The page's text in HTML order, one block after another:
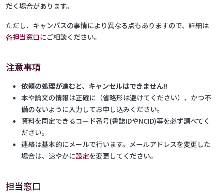
だく場合があります。
ただし、キャンパスの事情により異なる点もありますので、詳細は
各担当窓口にご相談ください。
注意事項
依頼の処理が進むと、キャンセルはできません!!
本や論文の情報は正確に（省略形は避けてください）、かつ不
備のないように入力してお申し込みください。
資料を同定できるコード番号(書誌IDやNCID)等を必ず調べてく
ださい。
連絡は基本的にメールで行います。メールアドレスを変更した
場合は、速やかに設定を変更してください。
担当窓口